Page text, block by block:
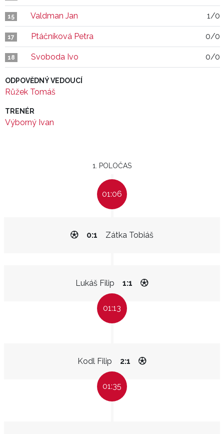
15 Valdman Jan 1/0
17 Ptáčníková Petra 0/0
18 Svoboda Ivo 0/0
ODPOVĚDNÝ VEDOUCÍ
Růžek Tomáš
TRENÉR
Výborný Ivan
1. POLOČAS
01:06
Zátka Tobiáš
0:1
Lukáš Filip 1:1
01:13
Kodl Filip 2:1
01:35